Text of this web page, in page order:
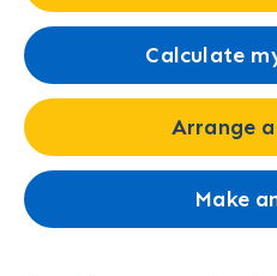
Calculate
Arrange
Make